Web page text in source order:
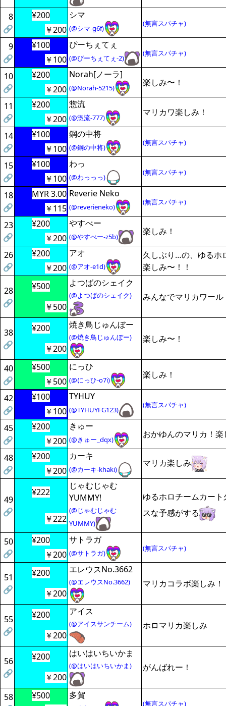
8
🔗
¥200 シマ
(@シマ-g6f)
(無言スパチャ)
￥200
9
🔗
¥100 ぴーちぇてぇ
(@ぴーちぇてぇ-2)
(無言スパチャ)
￥100
10
🔗
¥200 Norah[ノーラ]
(@Norah-5215)
楽しみ〜！
￥200
11
🔗
¥200 惣流
(@惣流-777)
マリカワ楽しみ！
￥200
14
🔗
¥100 鋼の中将
(@鋼の中将)
(無言スパチャ)
￥100
15
🔗
¥100 わっ
(@わっっっ)
(無言スパチャ)
￥100
18
🔗
MYR 3.00 Reverie Neko
(@reverieneko)
(無言スパチャ)
￥115
23
🔗
¥200 やすべー
(@やすべー-z5b)
楽しみ！
￥200
26
🔗
¥200 アオ
(@アオ-e1d)
久しぶり…の、ゆるホ
楽しみ〜！！
￥200
28
🔗
¥500 よつばのシェイク
(@よつばのシェイク)
みんなでマリカワール
￥500
38
🔗
¥200 焼き鳥じゅんぼー
(@焼き鳥じゅんぼー)
楽しみ〜！
￥200
40
🔗
¥500 にっひ
(@にっひ-o7i)
楽しみ！
￥500
42
🔗
¥100 TYHUY
(@TYHUYFG123)
(無言スパチャ)
￥100
45
🔗
¥200 きゅー
(@きゅー_dqx)
おかゆんのマリカ！楽
￥200
48
🔗
¥200 カーキ
(@カーキ-khaki)
マリカ楽しみ
￥200
49
🔗
¥222
じゃむじゃむ
YUMMY!
(@じゃむじゃむ
YUMMY)
ゆるホロチームカート
スな予感がする
￥222
50
🔗
¥200 サトラガ
(@サトラガ)
(無言スパチャ)
￥200
51
🔗
¥200 エレウスNo.3662
(@エレウスNo.3662)
マリカコラボ楽しみ！
￥200
55
🔗
¥200 アイス
(@アイスサンチーム)
ホロマリカ楽しみ
￥200
56
🔗
¥200 はいはいちいかま
(@はいはいちいかま)
がんばれー！
￥200
58
¥500 多賀
(無言スパチャ)